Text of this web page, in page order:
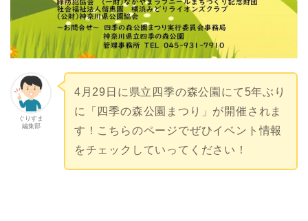
ぐりすま
編集部
4月29日に県立四季の森公園にて5年ぶり
に「四季の森公園まつり」が開催されま
す！こちらのページでぜひイベント情報
をチェックしていってください！